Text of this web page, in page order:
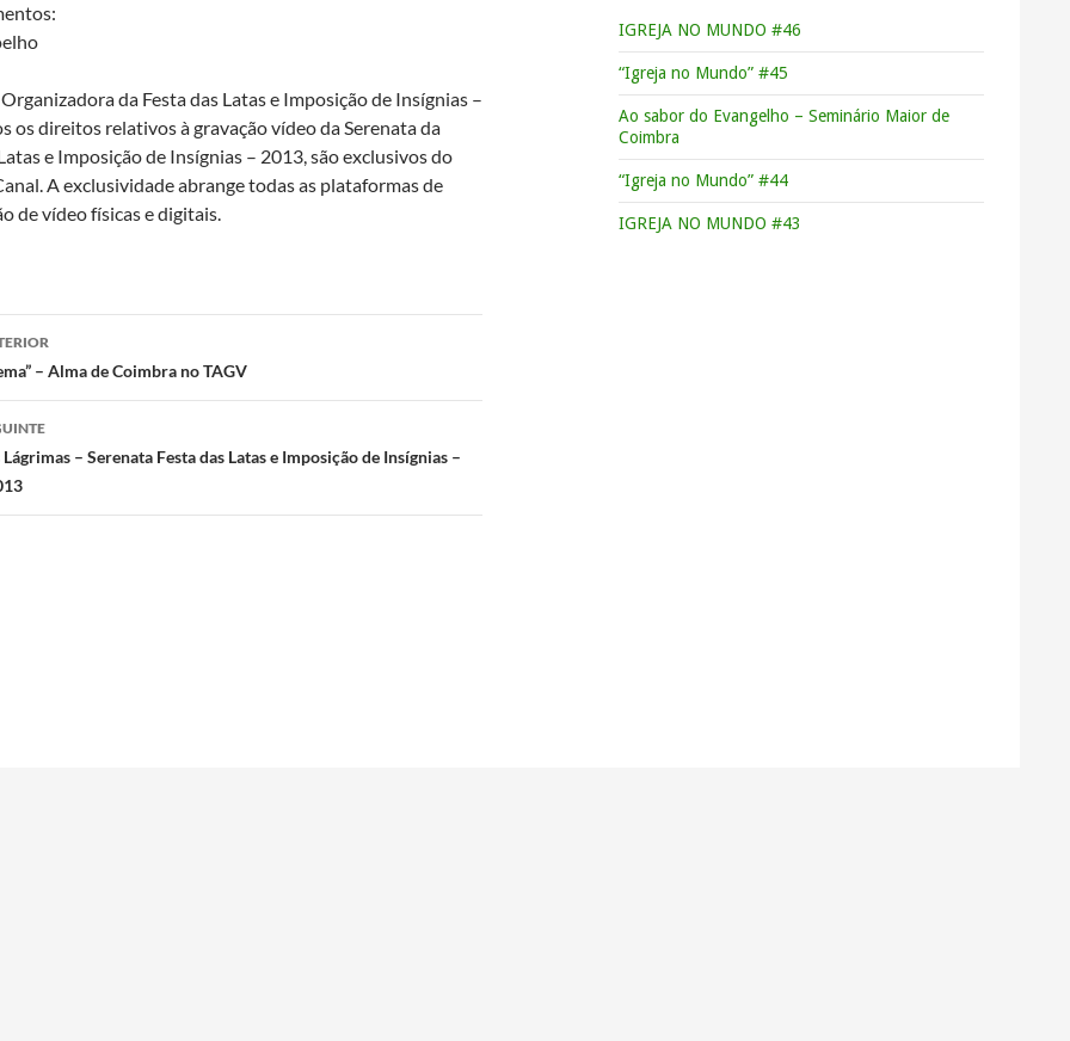
da Festa das Latas e Imposição de Insígnias –
os direitos relativos à gravação vídeo da Serenata da
e Imposição de Insígnias – 2013, são exclusivos do
A exclusividade abrange todas as plataformas de
de vídeo físicas e digitais.
– Alma de Coimbra no TAGV
– Serenata Festa das Latas e Imposição de Insígnias –
IGREJA NO MUNDO #46
“Igreja no Mundo” #45
Ao sabor do Evangelho – Seminário Maior de
Coimbra
“Igreja no Mundo” #44
IGREJA NO MUNDO #43